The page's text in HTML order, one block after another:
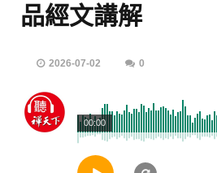
品經文講解
2026-07-02 0
00:00